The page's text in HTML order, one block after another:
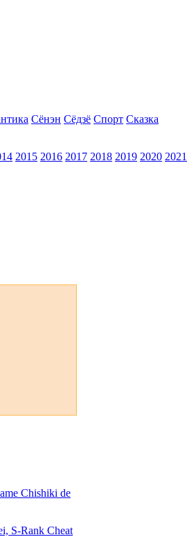
Сёнэн Сёдзё Спорт Сказка
2015 2016 2017 2018 2019 2020 2021
Chishiki de
S-Rank Cheat